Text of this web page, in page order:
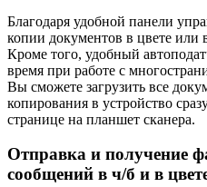
Благодаря удобной панели
копии документов в цвете
Кроме того, удобный
время при работе с
Вы сможете загрузить все
копирования в устройство
странице на планшет сканера.
Отправка и получение
сообщений в ч/б и в